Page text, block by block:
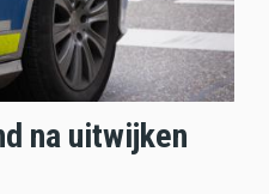
na uitwijken